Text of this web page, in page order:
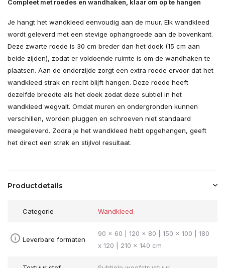
Compleet met roedes en wandhaken, klaar om op te hangen
Je hangt het wandkleed eenvoudig aan de muur. Elk wandkleed
wordt geleverd met een stevige ophangroede aan de bovenkant.
Deze zwarte roede is 30 cm breder dan het doek (15 cm aan
beide zijden), zodat er voldoende ruimte is om de wandhaken te
plaatsen. Aan de onderzijde zorgt een extra roede ervoor dat het
wandkleed strak en recht blijft hangen. Deze roede heeft
dezelfde breedte als het doek zodat deze subtiel in het
wandkleed wegvalt. Omdat muren en ondergronden kunnen
verschillen, worden pluggen en schroeven niet standaard
meegeleverd. Zodra je het wandkleed hebt opgehangen, geeft
het direct een strak en stijlvol resultaat.
Productdetails
Categorie Wandkleed
Leverbare formaten
90 x 60 | 120 x 80 | 150 x 100 | 180
x 120 | 210 x 140 cm